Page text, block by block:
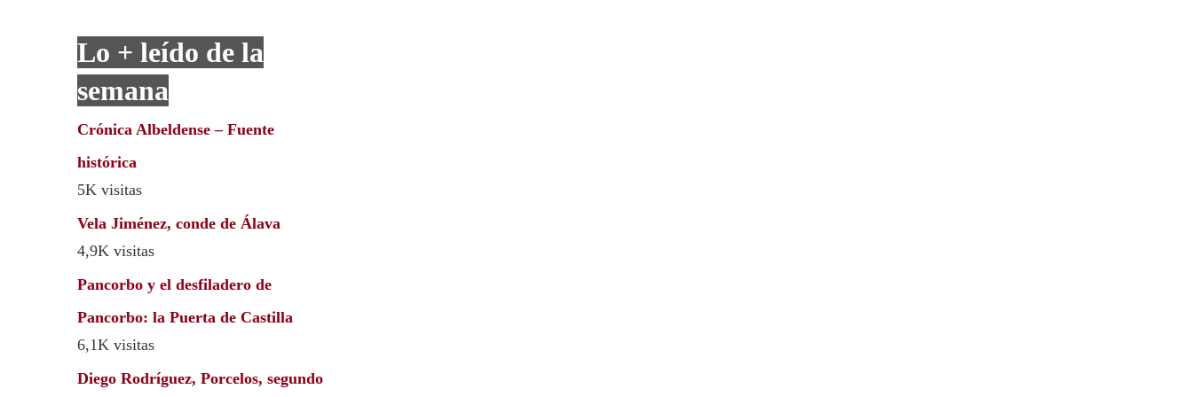
Lo + leído de la
semana
Crónica Albeldense – Fuente
histórica
5K visitas
Vela Jiménez, conde de Álava
4,9K visitas
Pancorbo y el desfiladero de
Pancorbo: la Puerta de Castilla
6,1K visitas
Diego Rodríguez, Porcelos, segundo